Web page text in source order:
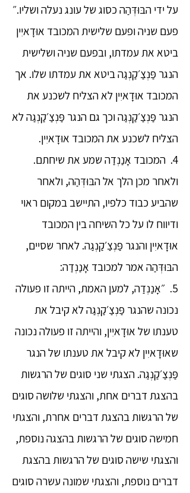
על ידי הבּוּדְּהַה כסוג של עונג נעלה ושליו.״
פעם שניה ופעם שלישית המכובד אוּדָאיִין
ביטא את עמדתו, ובפעם שניה ושלישית
הנגר פַּנְצַ׳קַנְגַה ביטא את עמדתו שלו. אך
המכובד אוּדָאיִין לא הצליח לשכנע את
הנגר פַּנְצַ׳קַנְגַה וכך גם הנגר פַּנְצַ׳קַנְגַה לא
הצליח לשכנע את המכובד אוּדָאיִין.
4. המכובד אָנַנְדַה שמע את שיחתם.
ולאחר מכן הלך אל הבּוּדְּהַה, ולאחר
שהביע כבוד כלפיו, התיישב במקום ראוי
ודיווח לו על כל השיחה בין המכובד
אוּדָאיִין והנגר פַּנְצַ׳קַנְגַה. לאחר שסיים,
הבּוּדְּהַה אמר למכובד אָנַנְדַה:
5. ״אָנַנְדַה, למען האמת, הייתה זו פעולה
נכונה שהנגר פַּנְצַ׳קַנְגַה לא קיבל את
טענתו של אוּדָאיִין, והייתה זו פעולה נכונה
שאוּדָאיִין לא קיבל את טענתו של הנגר
פַּנְצַ׳קַנְגַה. הצגתי שני סוגים של הרגשות
בהצגת דברים אחת, והצגתי שלושה סוגים
של הרגשות בהצגת דברים אחרת, והצגתי
חמישה סוגים של הרגשות בהצגה נוספת,
והצגתי שישה סוגים של הרגשות בהצגת
דברים נוספת, והצגתי שמונה עשרה סוגים